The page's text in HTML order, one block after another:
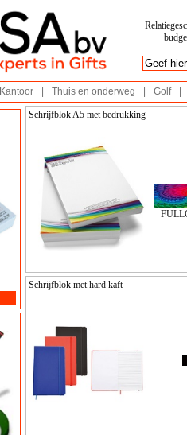
Kantoor Thuis en onderweg Golf
Schrijfblok A5 met bedrukking
Schrijfblok met hard kaft